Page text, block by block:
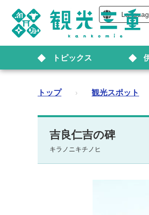
トピックス
トップ › 観光スポット
吉良仁吉の碑
キラノニキチノヒ